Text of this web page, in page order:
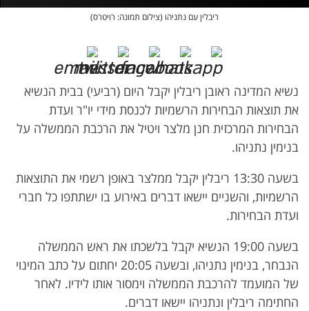
ריבלין עם נתניהו (צילום תמונה: רויטרס)
נשיא המדינה ראובן ריבלין יקבל היום (רביעי) בבית הנשיא
את תוצאות הבחירות הרשמיות לכנסת מידי יו"ר ועדת
הבחירות המרכזית חנן מלצר ויטיל את הרכבת הממשלה על
בנימין נתניהו.
בשעה 13:30 ריבלין יקבל ממלצר באופן רשמי את התוצאות
הרשמיות, והשניים יישאו דברים באירוע בו ישתתפו כל חברי
ועדת הבחירות.
בשעה 19:00 הנשיא יקבל בלשכתו את ראש הממשלה
הנבחר, בנימין נתניהו, ובשעה 20:05 יחתום על כתב המינוי
של המועמד להרכבת הממשלה וימסור אותו לידיו. לאחר
החתימה ריבלין ונתניהו יישאו דברים.